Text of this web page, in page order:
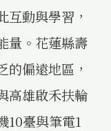
互動與學習，
量。花蓮縣壽
的偏遠地區，
高雄啟禾扶輪
10臺與筆電1